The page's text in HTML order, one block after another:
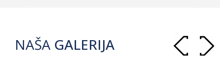
NAŠA GALERIJA